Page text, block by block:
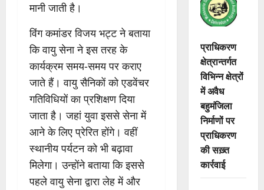
मानी जाती है।
विंग कमांडर विजय भट्ट ने बताया
कि वायु सेना ने इस तरह के
कार्यक्रम समय-समय पर कराए
जाते हैं। वायु सैनिकों को एडवेंचर
गतिविधियों का प्रशिक्षण दिया
जाता है। जहां युवा इससे सेना में
आने के लिए प्रेरित होंगे। वहीं
स्थानीय पर्यटन को भी बढ़ावा
मिलेगा। उन्होंने बताया कि इससे
पहले वायु सेना द्वारा लेह में और
प्राधिकरण
क्षेत्रान्तर्गत
विभिन्न क्षेत्रों
में अवैध
बहुमंजिला
निर्माणों पर
प्राधिकरण
की सख़्त
कार्रवाई